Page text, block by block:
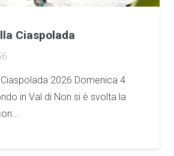
Ciaspolada
Ciaspolada 2026 Domenica 4
in Val di Non si è svolta la